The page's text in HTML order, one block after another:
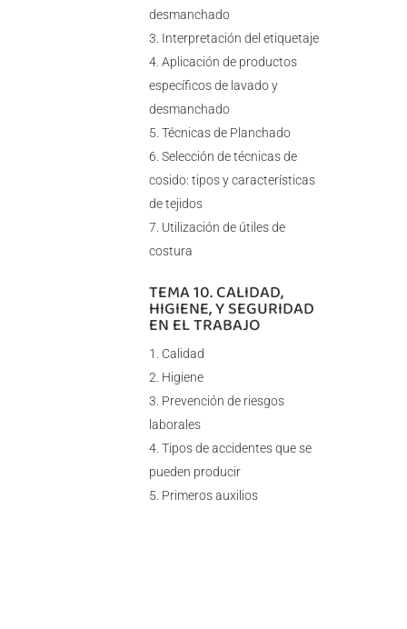
desmanchado
Interpretación del etiquetaje
Aplicación de productos
específicos de lavado y
desmanchado
Técnicas de Planchado
Selección de técnicas de
cosido: tipos y características
de tejidos
Utilización de útiles de
costura
TEMA 10. CALIDAD,
HIGIENE, Y SEGURIDAD
EN EL TRABAJO
Calidad
Higiene
Prevención de riesgos
laborales
Tipos de accidentes que se
pueden producir
Primeros auxilios